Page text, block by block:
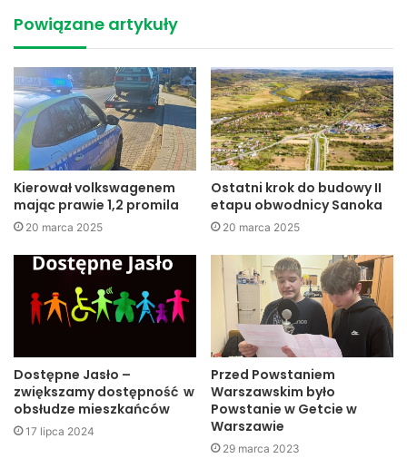
Andrzejem Czerneckim, burmistrzem Jasła i inwestorami –
właścicielami firmy EKOMAX.
Stracimy klientów
Przedsiębiorcy obawiają się uciążliwości związanych z
funkcjonowaniem sortowni, a przede wszystkim tego, że
stracą klientów. Na tym terenie działa blisko 20 firm, które
zatrudniają około 800 osób.
Szczegóły w nr 4 „Nowego Podkarpacia” z 25 stycznia
2012
Nowe Podkarpacie
Jasło Klienci pieniądze
własciciel
Powiązane artykuły
Kierował volkswagenem
mając prawie 1,2 promila
20 marca 2025
Ostatni krok do budowy II
etapu obwodnicy Sanoka
20 marca 2025
Dostępne Jasło –
zwiększamy dostępność w
obsłudze mieszkańców
17 lipca 2024
Przed Powstaniem
Warszawskim było
Powstanie w Getcie w
Warszawie
29 marca 2023